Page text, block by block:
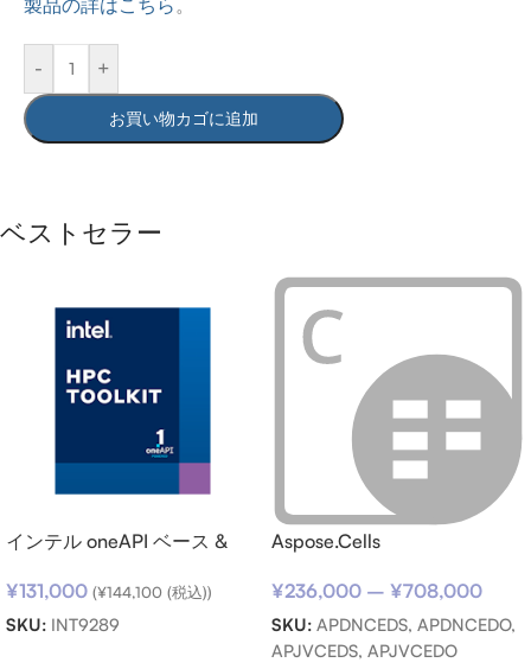
- +
お買い物カゴに追加
ベストセラー
インテル oneAPI ベース &
ノード) SSR (期限内更新用)
¥131,000 (¥144,100 (税込))
SKU: INT9289
Aspose.Cells
¥236,000 – ¥708,000
SKU: APDNCEDS, APDNCEDO,
APJVCEDS, APJVCEDO